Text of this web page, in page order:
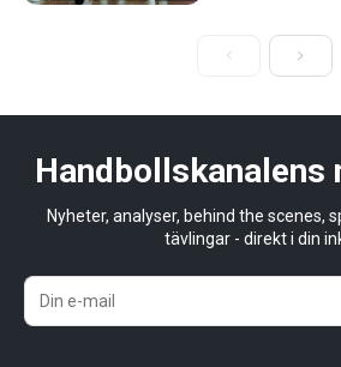
Handbollskanalens
Nyheter, analyser, behind the scenes,
tävlingar - direkt i din